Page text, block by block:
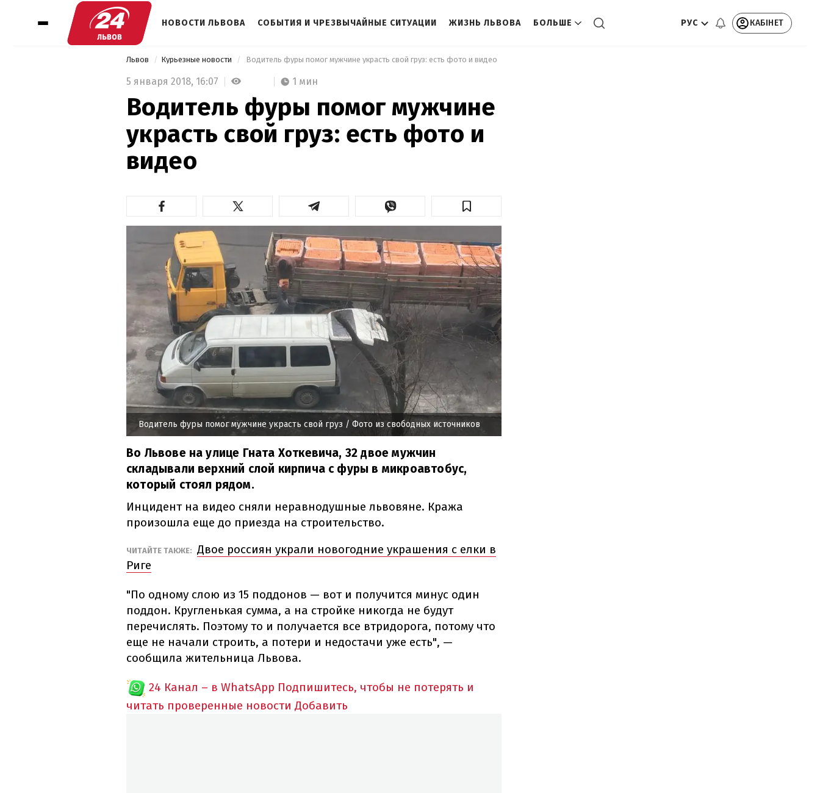
НОВОСТИ ЛЬВОВА СОБЫТИЯ И ЧРЕЗВЫЧАЙНЫЕ СИТУАЦИИ ЖИЗНЬ ЛЬВОВА БОЛЬШЕ РУС КАБІНЕТ
Львов Курьезные новости Водитель фуры помог мужчине украсть свой груз: есть фото и видео
5 января 2018, 16:07 1 мин
Водитель фуры помог мужчине
украсть свой груз: есть фото и
видео
Водитель фуры помог мужчине украсть свой груз / Фото из свободных источников
Во Львове на улице Гната Хоткевича, 32 двое мужчин
складывали верхний слой кирпича с фуры в микроавтобус,
который стоял рядом.
Инцидент на видео сняли неравнодушные львовяне. Кража
произошла еще до приезда на строительство.
ЧИТАЙТЕ ТАКЖЕ: Двое россиян украли новогодние украшения с елки в
Риге
"По одному слою из 15 поддонов — вот и получится минус один
поддон. Кругленькая сумма, а на стройке никогда не будут
перечислять. Поэтому то и получается все втридорога, потому что
еще не начали строить, а потери и недостачи уже есть", —
сообщила жительница Львова.
24 Канал – в WhatsApp Подпишитесь, чтобы не потерять и
читать проверенные новости Добавить